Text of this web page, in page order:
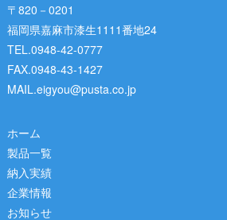
〒820－0201
福岡県嘉麻市漆生1111番地24
TEL.0948-42-0777
FAX.0948-43-1427
MAIL.eigyou@pusta.co.jp
ホーム
製品一覧
納入実績
企業情報
お知らせ